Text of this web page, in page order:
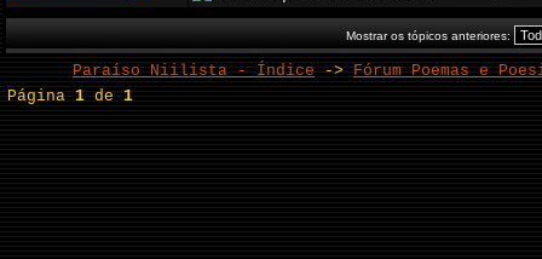
Mostrar os tópicos anteriores:
Paraíso Niilista - Índice -> Fórum Poemas e
Página1 de1